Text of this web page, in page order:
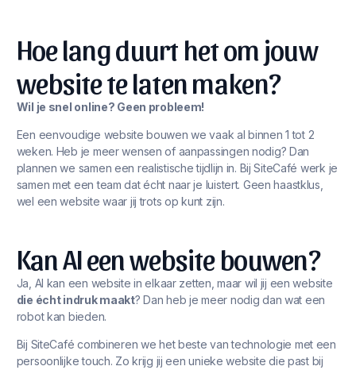
Hoe lang duurt het om jouw
website te laten maken?
Wil je snel online? Geen probleem!
Een eenvoudige website bouwen we vaak al binnen 1 tot 2
weken. Heb je meer wensen of aanpassingen nodig? Dan
plannen we samen een realistische tijdlijn in. Bij SiteCafé werk je
samen met een team dat écht naar je luistert. Geen haastklus,
wel een website waar jij trots op kunt zijn.
Kan AI een website bouwen?
Ja, AI kan een website in elkaar zetten, maar wil jij een website
die écht indruk maakt? Dan heb je meer nodig dan wat een
robot kan bieden.
Bij SiteCafé combineren we het beste van technologie met een
persoonlijke touch. Zo krijg jij een unieke website die past bij